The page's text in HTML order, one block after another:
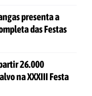
presenta a
das Festas
26.000
na XXXIII Festa